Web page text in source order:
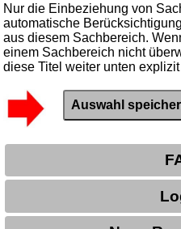
Nur die Einbeziehung von
automatische
aus diesem Sachbereich.
einem Sachbereich nicht
diese Titel weiter unten